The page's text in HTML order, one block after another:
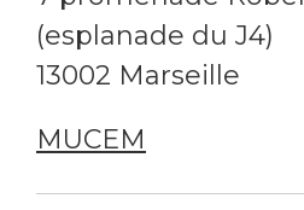
(esplanade du J4)
13002 Marseille
MUCEM